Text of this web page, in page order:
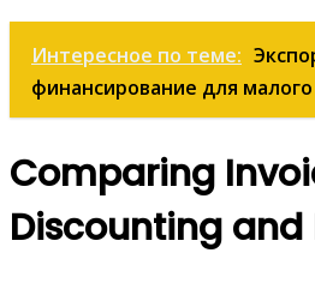
Интересное по теме:
финансирование для
Comparing
Discounting